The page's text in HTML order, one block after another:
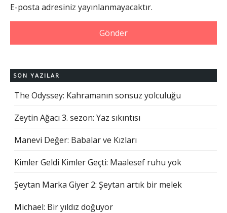
E-posta adresiniz yayınlanmayacaktır.
SON YAZILAR
The Odyssey: Kahramanın sonsuz yolculuğu
Zeytin Ağacı 3. sezon: Yaz sıkıntısı
Manevi Değer: Babalar ve Kızları
Kimler Geldi Kimler Geçti: Maalesef ruhu yok
Şeytan Marka Giyer 2: Şeytan artık bir melek
Michael: Bir yıldız doğuyor